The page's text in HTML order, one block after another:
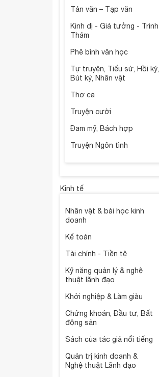
Tản văn – Tạp văn
Kinh dị - Giả tưởng - Trinh
Thám
Phê bình văn học
Tự truyện, Tiểu sử, Hồi ký,
Bút ký, Nhân vật
Thơ ca
Truyện cười
Đam mỹ, Bách hợp
Truyện Ngôn tình
Kinh tế
Nhân vật & bài học kinh
doanh
Kế toán
Tài chính - Tiền tệ
Kỹ năng quản lý & nghệ
thuật lãnh đạo
Khởi nghiệp & Làm giàu
Chứng khoán, Đầu tư, Bất
động sản
Sách của tác giả nổi tiếng
Quản trị kinh doanh &
Nghệ thuật Lãnh đạo